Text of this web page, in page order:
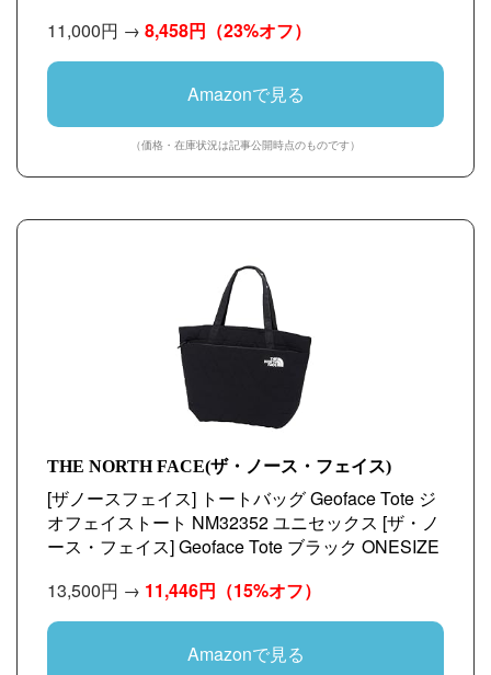
11,000円 → 8,458円 （23%オフ）
Amazonで見る
（価格・在庫状況は記事公開時点のものです）
THE NORTH FACE(ザ・ノース・フェイス)
[ザノースフェイス] トートバッグ Geoface Tote ジ
オフェイストート NM32352 ユニセックス [ザ・ノ
ース・フェイス] Geoface Tote ブラック ONESIZE
13,500円 → 11,446円 （15%オフ）
Amazonで見る